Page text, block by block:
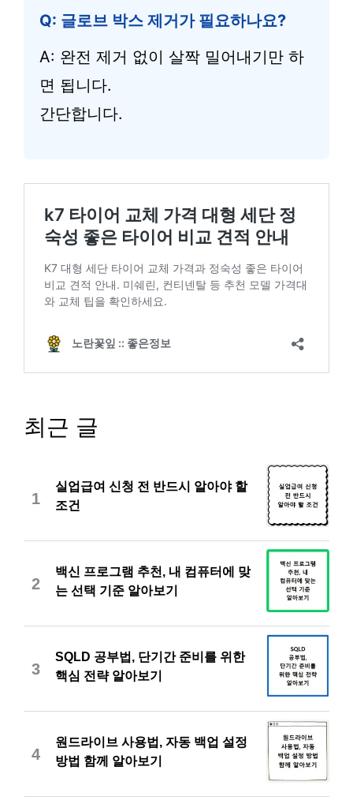
Q: 글로브 박스 제거가 필요하나요?
A: 완전 제거 없이 살짝 밀어내기만 하
면 됩니다.
간단합니다.
최근 글
1
실업급여 신청 전 반드시 알아야 할
조건
2
백신 프로그램 추천, 내 컴퓨터에 맞
는 선택 기준 알아보기
3
SQLD 공부법, 단기간 준비를 위한
핵심 전략 알아보기
4
원드라이브 사용법, 자동 백업 설정
방법 함께 알아보기